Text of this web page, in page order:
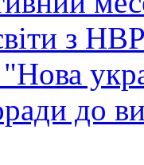
з
до